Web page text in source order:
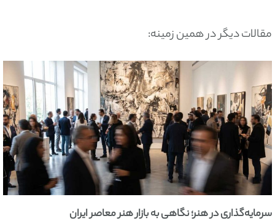
مقالات دیگر در همین زمینه:
سرمایه‌گذاری در هنر؛ نگاهی به بازار هنر معاصر ایران